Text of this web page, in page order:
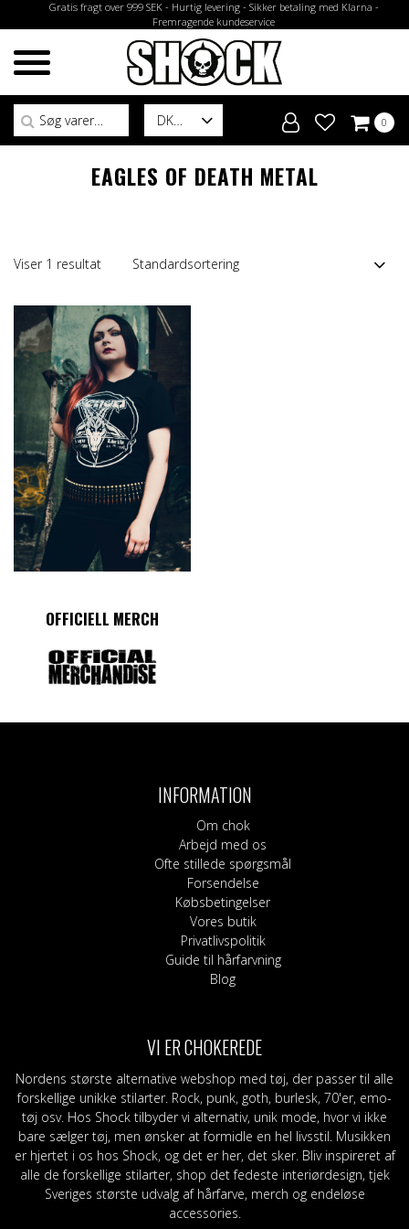
Gratis fragt over 999 SEK - Hurtig levering - Sikker betaling med Klarna -
Fremragende kundeservice
DK
Søg efter:
0
EAGLES OF DEATH METAL
Viser 1 resultat
OFFICIELL MERCH
INFORMATION
Om chok
Arbejd med os
Ofte stillede spørgsmål
Forsendelse
Købsbetingelser
Vores butik
Privatlivspolitik
Guide til hårfarvning
Blog
VI ER CHOKEREDE
Nordens største alternative webshop med tøj, der passer til alle
forskellige unikke stilarter. Rock, punk, goth, burlesk, 70'er, emo-
tøj osv. Hos Shock tilbyder vi alternativ, unik mode, hvor vi ikke
bare sælger tøj, men ønsker at formidle en hel livsstil. Musikken
er hjertet i os hos Shock, og det er her, det sker. Bliv inspireret af
alle de forskellige stilarter, shop det fedeste interiørdesign, tjek
Sveriges største udvalg af hårfarve, merch og endeløse
accessories.